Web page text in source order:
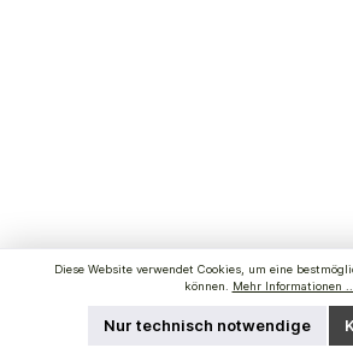
Diese Website verwendet Cookies, um eine
können.
Mehr Informationen ...
Nur technisch notwendige